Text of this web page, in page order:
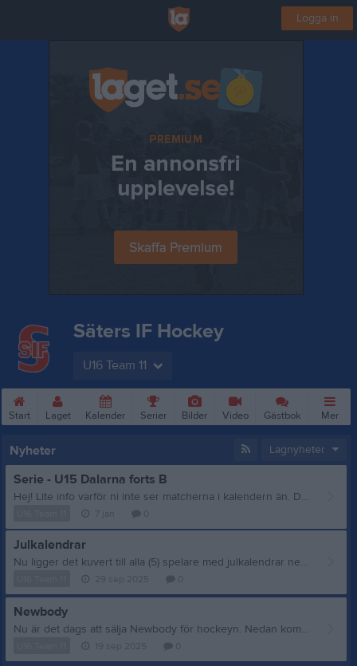
Logga in
Säters IF Hockey
U16 Team 11
Start Laget Kalender Serier Bilder Video Gästbok Mer
Nyheter Lagnyheter
Serie - U15 Dalarna forts B
Hej! Lite info varför ni inte ser matcherna i kalendern än. Det verkar ta tid innan vi kan importera in nya serien. Första serie matchen kommer spelas Fredag 16/1 Hemma mot Borlänge. Vi uppdaterar med alla matcher så fort vi kan importera Serien i Kalendern. MVH Ledarna
Julkalendrar
Nu ligger det kuvert till alla (5) spelare med julkalendrar nere i u15/16 omklädningsrum. U15 julkalendrar ligger på träningscykeln. Det är 10 kalendrar i varje kuvert Vill man inte ta swishen själv så kan folk som köper swisha direkt till föreningen. Då får man swisha till 123 058 3849 Jag återkommer när bingolotterna kommer. Sälj så mycket ni orkar
Newbody
Nu är det dags att sälja Newbody för hockeyn. Nedan kommer en länk att gå in på och anmäla sig. Ni som har sålt förra året ska se era uppgifter när ni loggat in. https://l.facebook.com/l.php?u=https%3A%2F%2Fportal.newbodyfamily.com%2Freg%2FTGIAIYP%3Ffbclid%3DIwZXh0bgNhZW0CMTAAYnJpZBEwNmVkMjFqV1ZCWXkyWHR3ZgEe5C8pm4bTnJDe962mt6dG6--Y0tLRHeg_bnfjYif2iB9eAqQGcZ0j_l5GsPQ_aem_HKLDMhM8sxAs9V51kkc3xw&h=AT2V2JoWqO6UepBc2u5N6OuUirLvpZZcWoOZZkYG4grInRq2juzDAqrUJXOZ72oZpukkZaSXNyE_K9NcXMOcX7QuDr-9z51Cdq3p_H33GmAtEvbYaubEwwbA5rKg1jD-atQ Registrera er på länken ovan. Det är som sagt minst 10 paket per spelare och intäkterna går till hockeyföreningen. Vi har försäljning fram till 24/10. Om något krånglar får ni höra av er! Om man väljer att få pakten hemskickade blir det inte så mycket att dela ut i senare